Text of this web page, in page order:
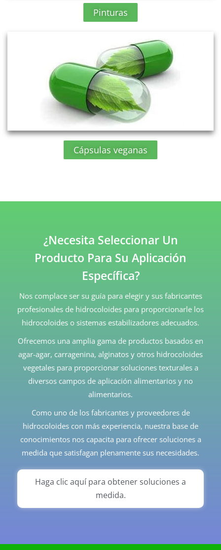
Pinturas
Cápsulas veganas
¿Necesita Seleccionar Un
Producto Para Su Aplicación
Específica?
Nos complace ser su guía para elegir y sus fabricantes
profesionales de hidrocoloides para proporcionarle los
hidrocoloides o sistemas estabilizadores adecuados.
Ofrecemos una amplia gama de productos basados en
agar-agar, carragenina, alginatos y otros hidrocoloides
vegetales para proporcionar soluciones texturales a
diversos campos de aplicación alimentarios y no
alimentarios.
Como uno de los fabricantes y proveedores de
hidrocoloides con más experiencia, nuestra base de
conocimientos nos capacita para ofrecer soluciones a
medida que satisfagan plenamente sus necesidades.
Haga clic aquí para obtener soluciones a
medida.